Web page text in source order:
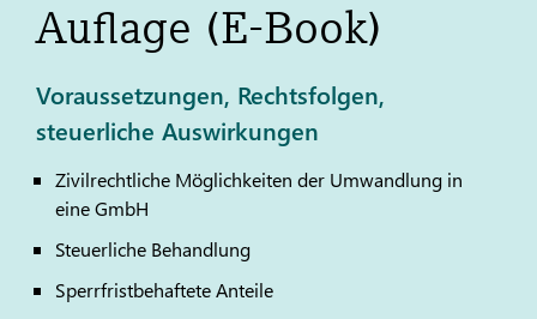
Auflage (E-Book)
Voraussetzungen, Rechtsfolgen,
steuerliche Auswirkungen
Zivilrechtliche Möglichkeiten der Umwandlung in
eine GmbH
Steuerliche Behandlung
Sperrfristbehaftete Anteile